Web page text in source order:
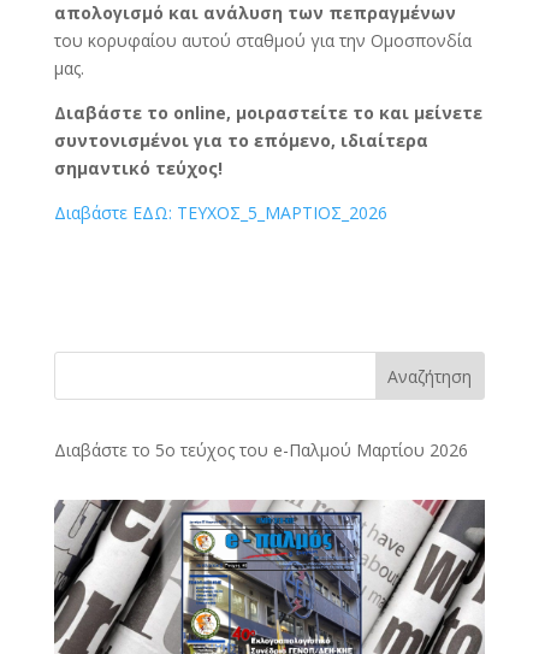
απολογισμό και ανάλυση των πεπραγμένων
του κορυφαίου αυτού σταθμού για την Ομοσπονδία
μας.
Διαβάστε το online, μοιραστείτε το και μείνετε
συντονισμένοι για το επόμενο, ιδιαίτερα
σημαντικό τεύχος!
Διαβάστε ΕΔΩ: ΤΕΥΧΟΣ_5_ΜΑΡΤΙΟΣ_2026
Αναζήτηση
Διαβάστε το 5ο τεύχος του e-Παλμού Μαρτίου 2026